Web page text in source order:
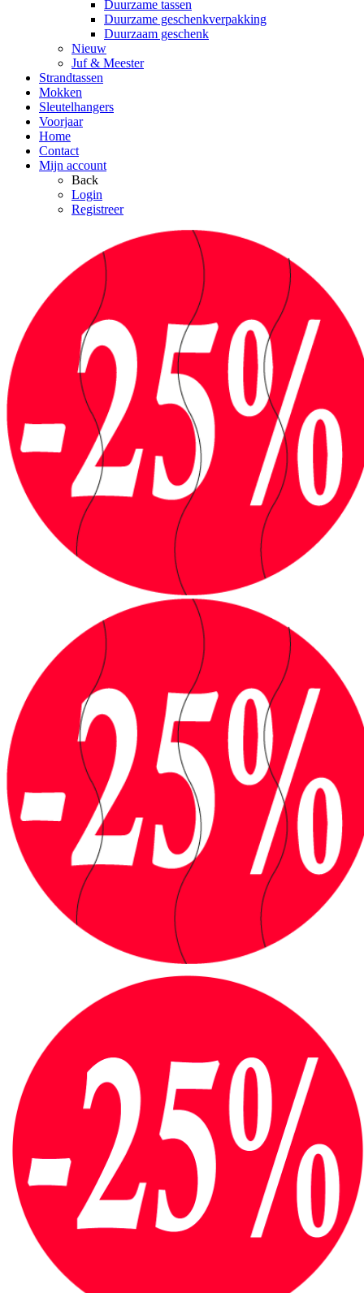
Duurzame tassen
Duurzame geschenkverpakking
Duurzaam geschenk
Nieuw
Juf & Meester
Strandtassen
Mokken
Sleutelhangers
Voorjaar
Home
Contact
Mijn account
Back
Login
Registreer